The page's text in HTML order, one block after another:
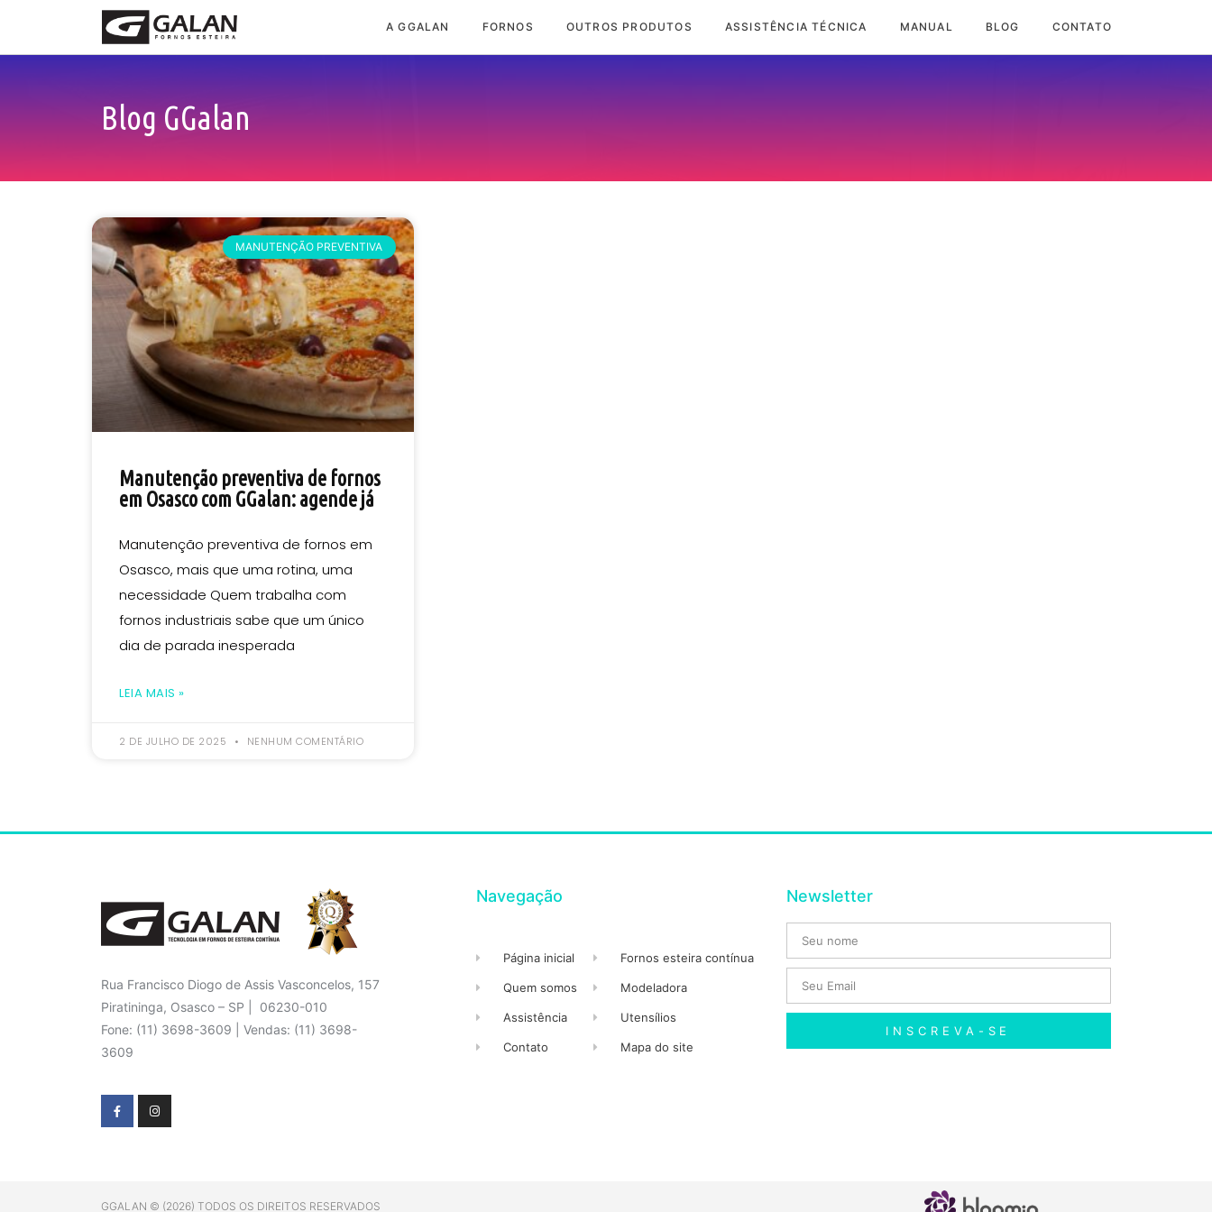
A GGALAN FORNOS OUTROS PRODUTOS ASSISTÊNCIA TÉCNICA MANUAL BLOG CONTATO
Blog GGalan
MANUTENÇÃO PREVENTIVA
Manutenção preventiva de fornos
em Osasco com GGalan: agende já
Manutenção preventiva de fornos em
Osasco, mais que uma rotina, uma
necessidade Quem trabalha com
fornos industriais sabe que um único
dia de parada inesperada
LEIA MAIS »
2 DE JULHO DE 2025 NENHUM COMENTÁRIO
Rua Francisco Diogo de Assis Vasconcelos, 157
Piratininga, Osasco – SP | 06230-010
Fone: (11) 3698-3609 | Vendas: (11) 3698-
3609
Navegação
Página inicial
Quem somos
Assistência
Contato
Fornos esteira contínua
Modeladora
Utensílios
Mapa do site
Newsletter
INSCREVA-SE
GGALAN © (2026) TODOS OS DIREITOS RESERVADOS